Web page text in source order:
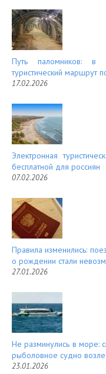
Путь паломников: в
туристический маршрут
17.02.2026
Электронная
бесплатной для россиян
07.02.2026
Правила изменились:
о рождении стали
27.01.2026
Не разминулись в море:
рыболовное судно возле
23.01.2026